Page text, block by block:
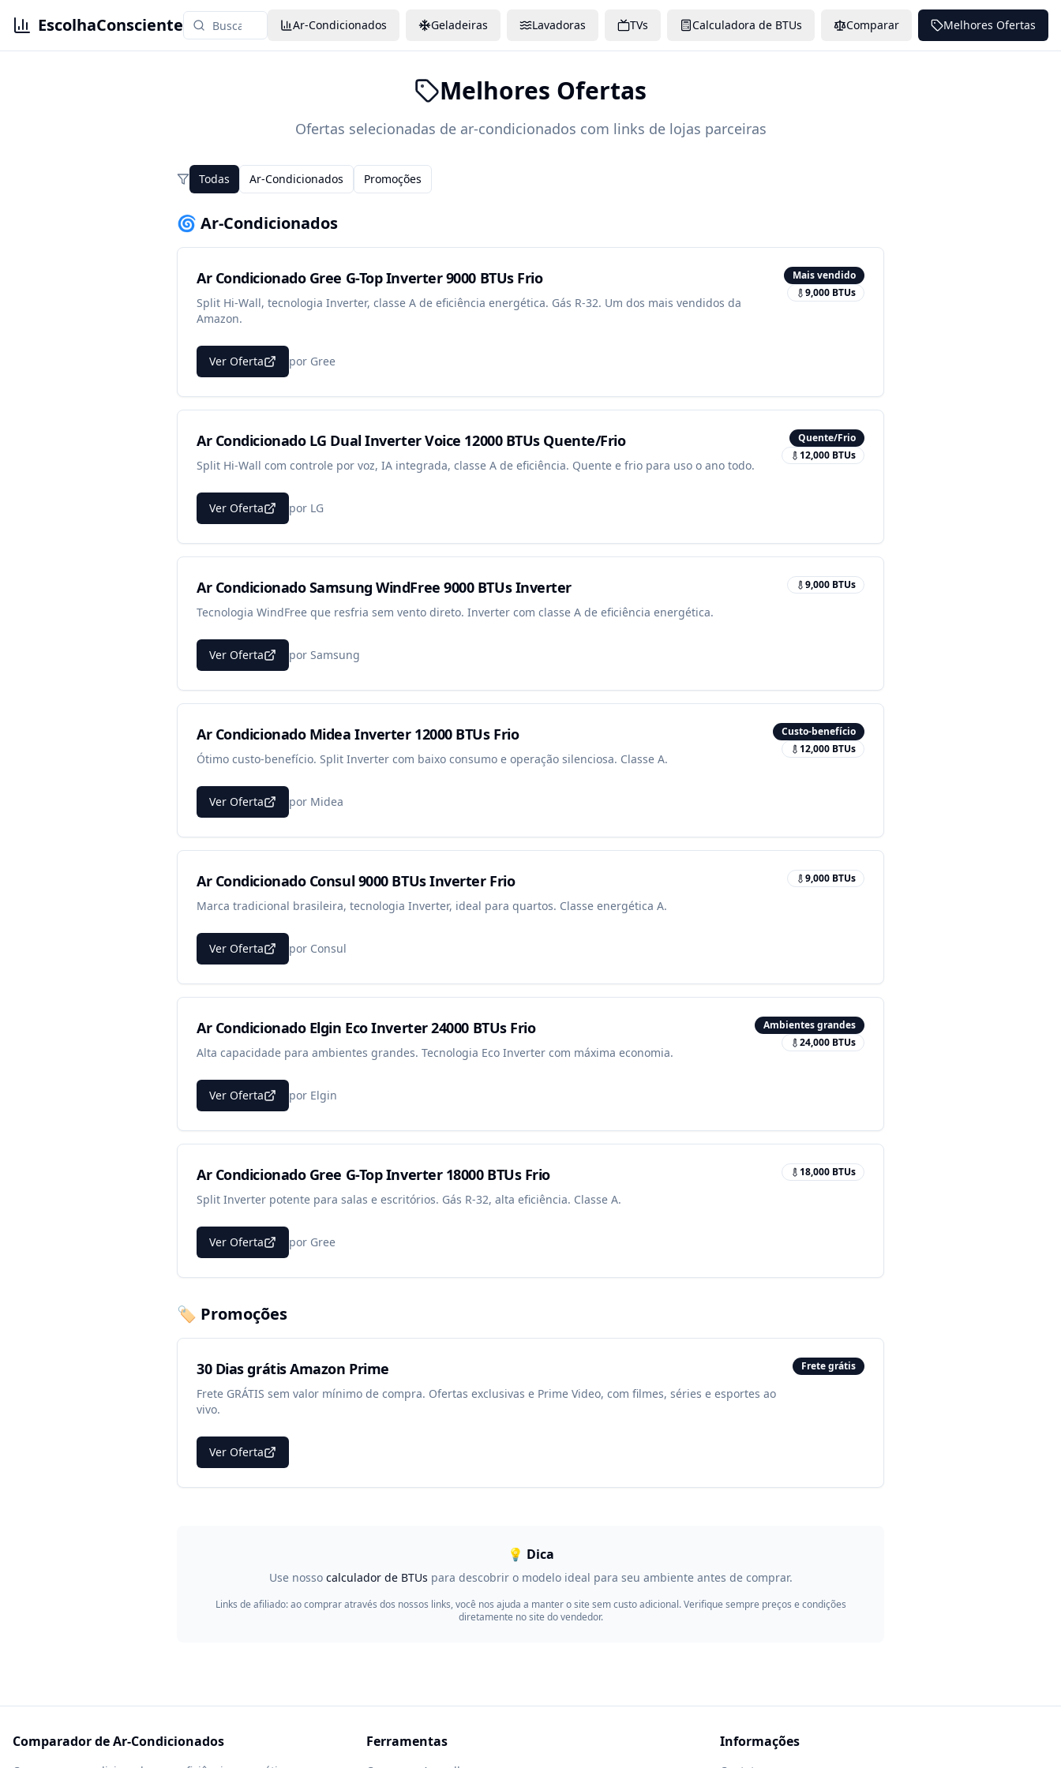
EscolhaConsciente Ar-Condicionados Geladeiras Lavadoras TVs Calculadora de BTUs Comparar Melhores Ofertas
Melhores Ofertas
Ofertas selecionadas de ar-condicionados com links de lojas parceiras
Todas Ar-Condicionados Promoções
🌀 Ar-Condicionados
Ar Condicionado Gree G-Top Inverter 9000 BTUs Frio
Split Hi-Wall, tecnologia Inverter, classe A de eficiência energética. Gás R-32. Um dos mais vendidos da
Amazon.
Mais vendido
9,000 BTUs
Ver Oferta por Gree
Ar Condicionado LG Dual Inverter Voice 12000 BTUs Quente/Frio
Split Hi-Wall com controle por voz, IA integrada, classe A de eficiência. Quente e frio para uso o ano todo.
Quente/Frio
12,000 BTUs
Ver Oferta por LG
Ar Condicionado Samsung WindFree 9000 BTUs Inverter
Tecnologia WindFree que resfria sem vento direto. Inverter com classe A de eficiência energética.
9,000 BTUs
Ver Oferta por Samsung
Ar Condicionado Midea Inverter 12000 BTUs Frio
Ótimo custo-benefício. Split Inverter com baixo consumo e operação silenciosa. Classe A.
Custo-benefício
12,000 BTUs
Ver Oferta por Midea
Ar Condicionado Consul 9000 BTUs Inverter Frio
Marca tradicional brasileira, tecnologia Inverter, ideal para quartos. Classe energética A.
9,000 BTUs
Ver Oferta por Consul
Ar Condicionado Elgin Eco Inverter 24000 BTUs Frio
Alta capacidade para ambientes grandes. Tecnologia Eco Inverter com máxima economia.
Ambientes grandes
24,000 BTUs
Ver Oferta por Elgin
Ar Condicionado Gree G-Top Inverter 18000 BTUs Frio
Split Inverter potente para salas e escritórios. Gás R-32, alta eficiência. Classe A.
18,000 BTUs
Ver Oferta por Gree
🏷️ Promoções
30 Dias grátis Amazon Prime
Frete GRÁTIS sem valor mínimo de compra. Ofertas exclusivas e Prime Video, com filmes, séries e esportes ao
vivo.
Frete grátis
Ver Oferta
💡 Dica
Use nosso calculador de BTUs para descobrir o modelo ideal para seu ambiente antes de comprar.
Links de afiliado: ao comprar através dos nossos links, você nos ajuda a manter o site sem custo adicional. Verifique sempre preços e condições
diretamente no site do vendedor.
Comparador de Ar-Condicionados Ferramentas Informações